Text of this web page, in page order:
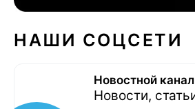
НАШИ СОЦСЕТИ
Новостной канал
Новости,